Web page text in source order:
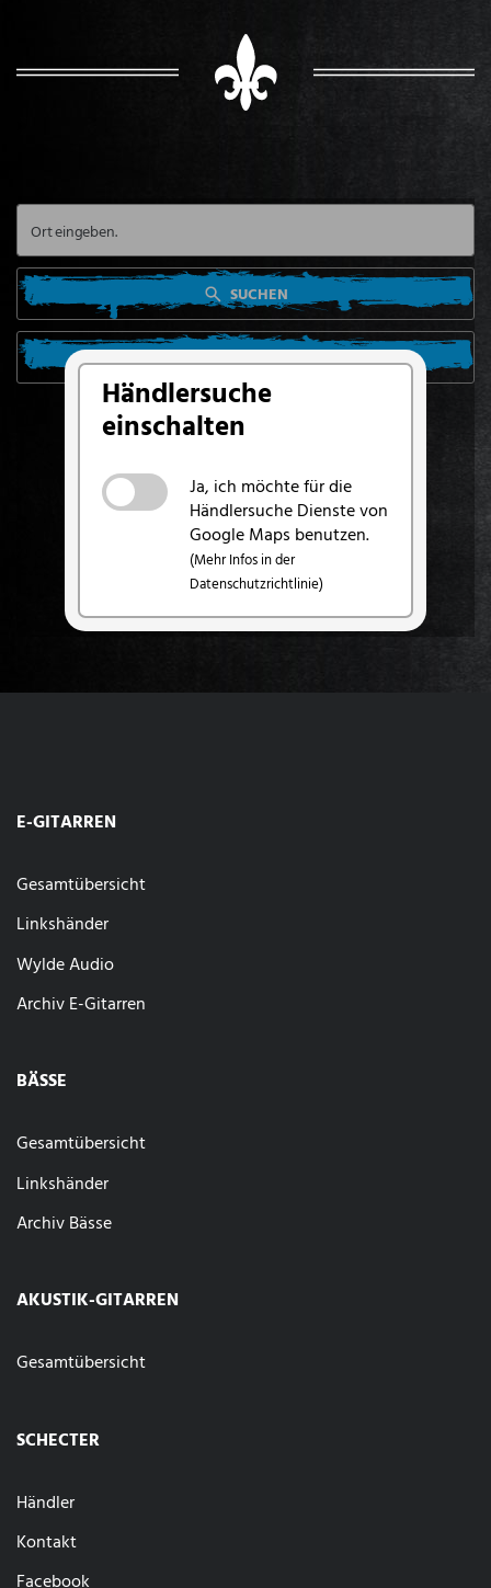
Händlersuche
einschalten
Ja, ich möchte für die
Händlersuche Dienste von
Google Maps benutzen.
(Mehr Infos in der
Datenschutzrichtlinie)
SUCHEN
SUCHE VON MEINEM STANDORT AUS
E-GITARREN
Gesamtübersicht
Linkshänder
Wylde Audio
Archiv E-Gitarren
BÄSSE
Gesamtübersicht
Linkshänder
Archiv Bässe
AKUSTIK-GITARREN
Gesamtübersicht
SCHECTER
Händler
Kontakt
Facebook